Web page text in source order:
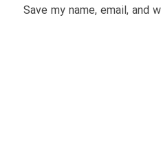
Save my name, email,